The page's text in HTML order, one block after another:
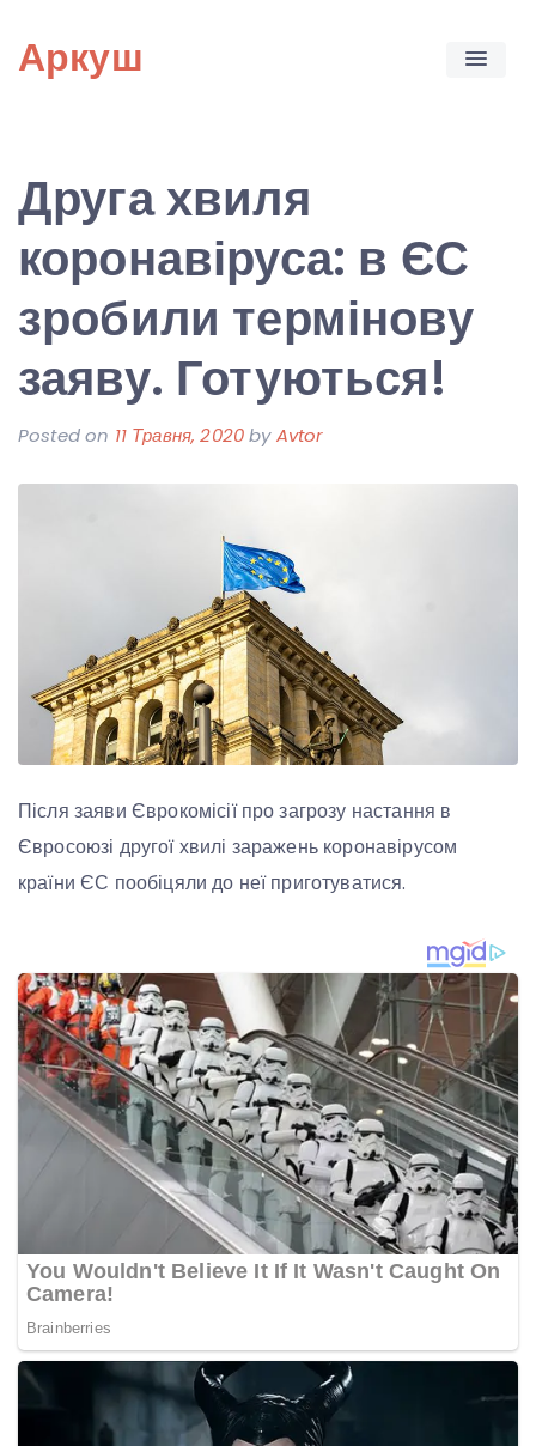
content
Аркуш
Друга хвиля
коронавіруса: в ЄС
зробили термінову
заяву. Готуються!
Posted on 11 Травня, 2020byAvtor
Після заяви Єврокомісії про загрозу настання в
Євросоюзі другої хвилі заражень коронавірусом
країни ЄС пообіцяли до неї приготуватися.